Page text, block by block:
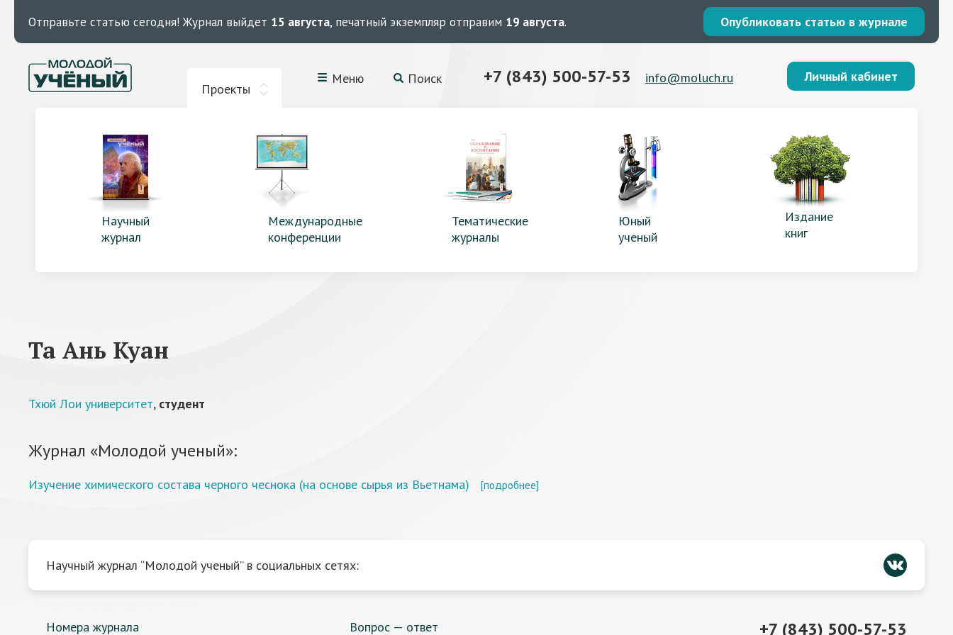
Отправьте статью сегодня! Журнал выйдет 15 августа, печатный экземпляр отправим 19 августа. Опубликовать статью в журнале
Проекты
Меню Поиск +7 (843) 500-57-53 info@moluch.ru Личный кабинет
Научный
журнал
Международные
конференции
Тематические
журналы
Юный
ученый
Издание
книг
Та Ань Куан
Тхюй Лои университет, студент
Журнал «Молодой ученый»:
Изучение химического состава черного чеснока (на основе сырья из Вьетнама) [подробнее]
Научный журнал “Молодой ученый” в социальных сетях:
Номера журнала Вопрос — ответ +7 (843) 500-57-53